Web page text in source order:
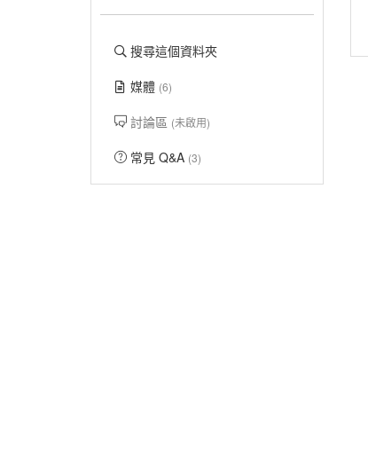
搜尋這個資料夾
媒體 (6)
討論區 (未啟用)
常見 Q&A (3)